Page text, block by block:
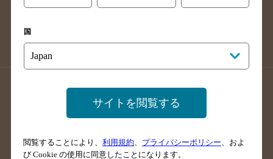
大分県のバー検索
熊本県のバー検索
沖縄県のバー検索
店舗登録方法のご案内
店舗情報更新方法のご案内
掲載店舗様ログイン
国
サイトを閲覧する
閲覧することにより、 利用規約 プライバシーポリシー 、およ
び Cookie の使用に同意したことになります。